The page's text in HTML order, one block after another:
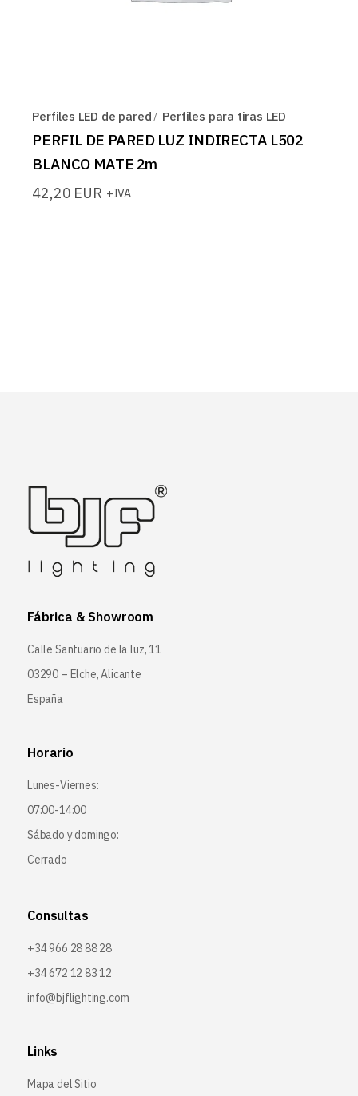
Perfiles LED de pared Perfiles para tiras LED
PERFIL DE PARED LUZ INDIRECTA L502
BLANCO MATE 2m
42,20 EUR +IVA
Fábrica & Showroom
Calle Santuario de la luz, 11
03290 – Elche, Alicante
España
Horario
Lunes-Viernes:
07:00-14:00
Sábado y domingo:
Cerrado
Consultas
+34 966 28 88 28
+34 672 12 83 12
info@bjflighting.com
Links
Mapa del Sitio